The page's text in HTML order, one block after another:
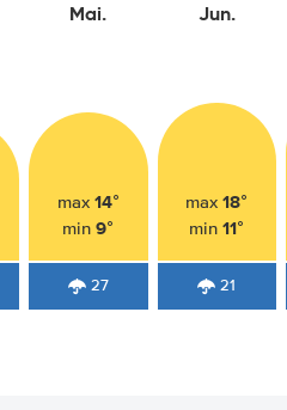
Mai.
max 14°
min9°
27
Jun.
max18°
min11°
21